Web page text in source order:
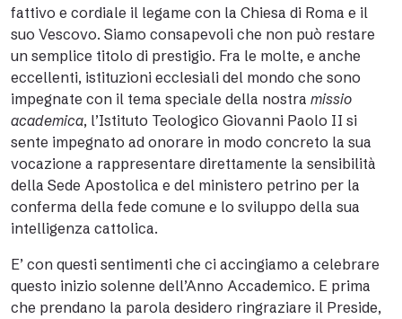
fattivo e cordiale il legame con la Chiesa di Roma e il
suo Vescovo. Siamo consapevoli che non può restare
un semplice titolo di prestigio. Fra le molte, e anche
eccellenti, istituzioni ecclesiali del mondo che sono
impegnate con il tema speciale della nostra missio
academica, l’Istituto Teologico Giovanni Paolo II si
sente impegnato ad onorare in modo concreto la sua
vocazione a rappresentare direttamente la sensibilità
della Sede Apostolica e del ministero petrino per la
conferma della fede comune e lo sviluppo della sua
intelligenza cattolica.
E’ con questi sentimenti che ci accingiamo a celebrare
questo inizio solenne dell’Anno Accademico. E prima
che prendano la parola desidero ringraziare il Preside,